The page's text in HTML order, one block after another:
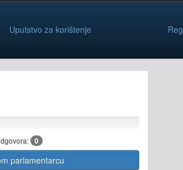
Uputstvo za korištenje
0
parlamentarcu